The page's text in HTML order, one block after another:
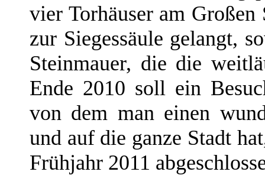
vier Torhäuser am
zur Siegessäule gelangt,
Steinmauer, die die
Ende 2010 soll ein
von dem man einen
und auf die ganze Stadt
Frühjahr 2011